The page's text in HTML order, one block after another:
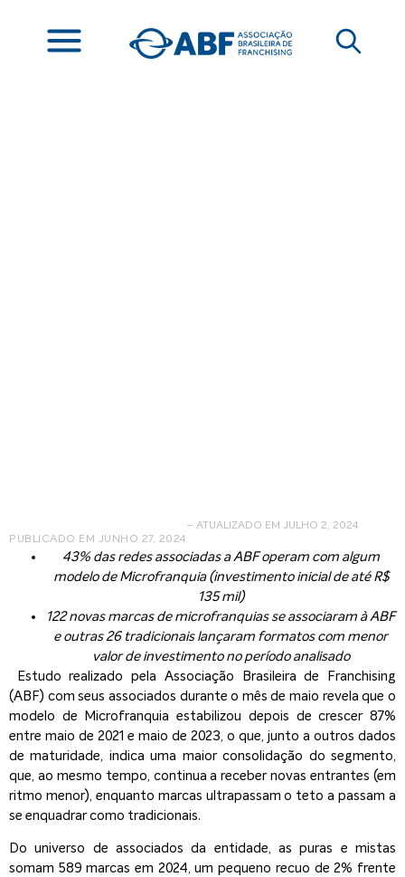
PUBLICADO EM JUNHO 27, 2024
– ATUALIZADO EM JULHO 2, 2024
43% das redes associadas a ABF operam com algum
modelo de Microfranquia (investimento inicial de até R$
135 mil)
122 novas marcas de microfranquias se associaram à ABF
e outras 26 tradicionais lançaram formatos com menor
valor de investimento no período analisado
Estudo realizado pela Associação Brasileira de Franchising
(ABF) com seus associados durante o mês de maio revela que o
modelo de Microfranquia estabilizou depois de crescer 87%
entre maio de 2021 e maio de 2023, o que, junto a outros dados
de maturidade, indica uma maior consolidação do segmento,
que, ao mesmo tempo, continua a receber novas entrantes (em
ritmo menor), enquanto marcas ultrapassam o teto a passam a
se enquadrar como tradicionais.
Do universo de associados da entidade, as puras e mistas
somam 589 marcas em 2024, um pequeno recuo de 2% frente